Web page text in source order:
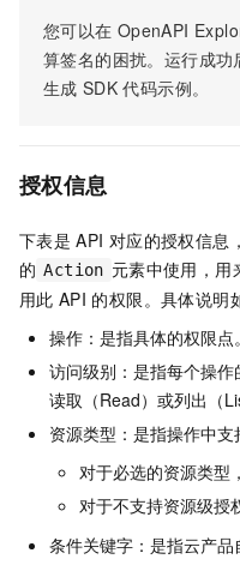
您可以在 OpenAPI
算签名的困扰。运行成
生成 SDK 代码示例。
授权信息
下表是 API 对应的授权信息
的 Action 元素中使用，用
用此 API 的权限。具体说明
操作：是指具体的权限点。
访问级别：是指每个操作
读取（Read）或列出（
资源类型：是指操作中支
对于必选的资源类型
对于不支持资源级授
条件关键字：是指云产品